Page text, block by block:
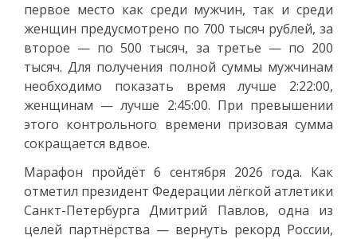
первое место как среди мужчин, так и среди
женщин предусмотрено по 700 тысяч рублей, за
второе — по 500 тысяч, за третье — по 200
тысяч. Для получения полной суммы мужчинам
необходимо показать время лучше 2:22:00,
женщинам — лучше 2:45:00. При превышении
этого контрольного времени призовая сумма
сокращается вдвое.
Марафон пройдёт 6 сентября 2026 года. Как
отметил президент Федерации лёгкой атлетики
Санкт-Петербурга Дмитрий Павлов, одна из
целей партнёрства — вернуть рекорд России,